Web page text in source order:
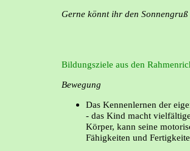
Gerne könnt ihr den
Bildungsziele aus den
Bewegung
Das Kennenlernen der
- das Kind macht
Körper, kann seine
Fähigkeiten und